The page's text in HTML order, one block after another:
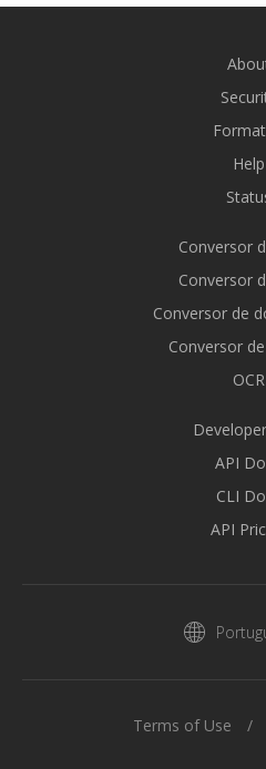
Help
Conversor
Conversor
Conversor de
Conversor
OCR
API
CLI
API
Terms of Use